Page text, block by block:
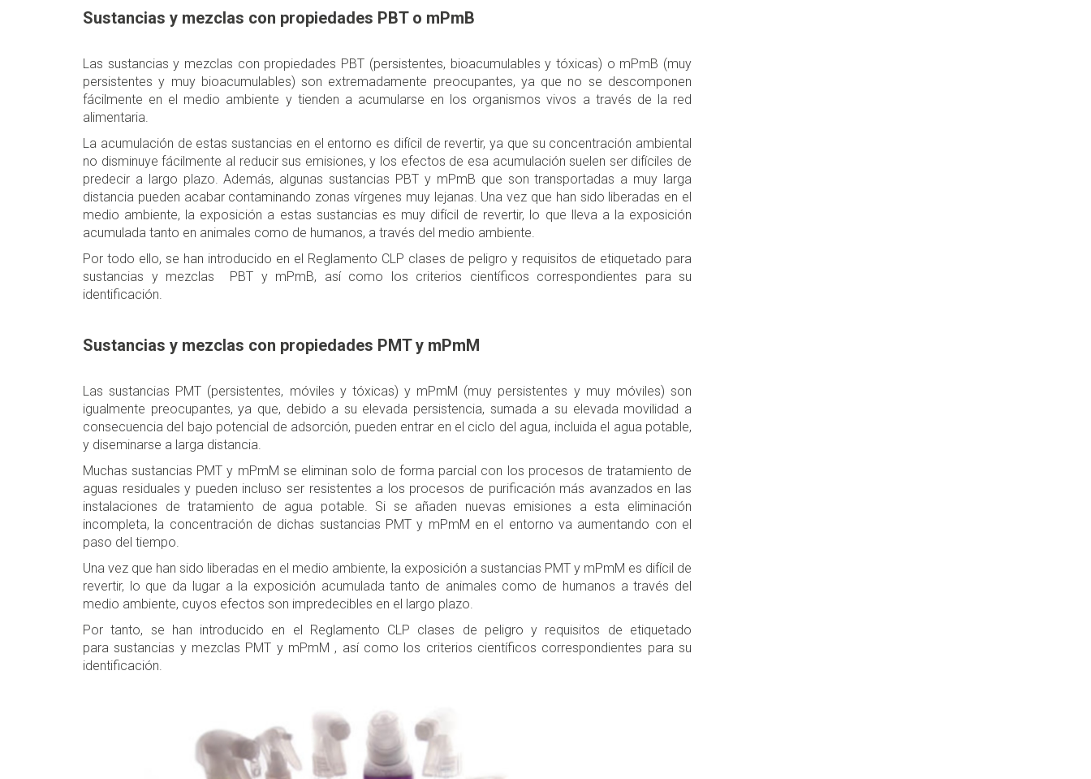
Sustancias y mezclas con propiedades PBT o mPmB
Las sustancias y mezclas con propiedades PBT (persistentes, bioacumulables y tóxicas) o mPmB (muy
persistentes y muy bioacumulables) son extremadamente preocupantes, ya que no se descomponen
fácilmente en el medio ambiente y tienden a acumularse en los organismos vivos a través de la red
alimentaria.
La acumulación de estas sustancias en el entorno es difícil de revertir, ya que su concentración ambiental
no disminuye fácilmente al reducir sus emisiones, y los efectos de esa acumulación suelen ser difíciles de
predecir a largo plazo. Además, algunas sustancias PBT y mPmB que son transportadas a muy larga
distancia pueden acabar contaminando zonas vírgenes muy lejanas. Una vez que han sido liberadas en el
medio ambiente, la exposición a estas sustancias es muy difícil de revertir, lo que lleva a la exposición
acumulada tanto en animales como de humanos, a través del medio ambiente.
Por todo ello, se han introducido en el Reglamento CLP clases de peligro y requisitos de etiquetado para
sustancias y mezclas PBT y mPmB, así como los criterios científicos correspondientes para su
identificación.
Sustancias y mezclas con propiedades PMT y mPmM
Las sustancias PMT (persistentes, móviles y tóxicas) y mPmM (muy persistentes y muy móviles) son
igualmente preocupantes, ya que, debido a su elevada persistencia, sumada a su elevada movilidad a
consecuencia del bajo potencial de adsorción, pueden entrar en el ciclo del agua, incluida el agua potable,
y diseminarse a larga distancia.
Muchas sustancias PMT y mPmM se eliminan solo de forma parcial con los procesos de tratamiento de
aguas residuales y pueden incluso ser resistentes a los procesos de purificación más avanzados en las
instalaciones de tratamiento de agua potable. Si se añaden nuevas emisiones a esta eliminación
incompleta, la concentración de dichas sustancias PMT y mPmM en el entorno va aumentando con el
paso del tiempo.
Una vez que han sido liberadas en el medio ambiente, la exposición a sustancias PMT y mPmM es difícil de
revertir, lo que da lugar a la exposición acumulada tanto de animales como de humanos a través del
medio ambiente, cuyos efectos son impredecibles en el largo plazo.
Por tanto, se han introducido en el Reglamento CLP clases de peligro y requisitos de etiquetado
para sustancias y mezclas PMT y mPmM , así como los criterios científicos correspondientes para su
identificación.